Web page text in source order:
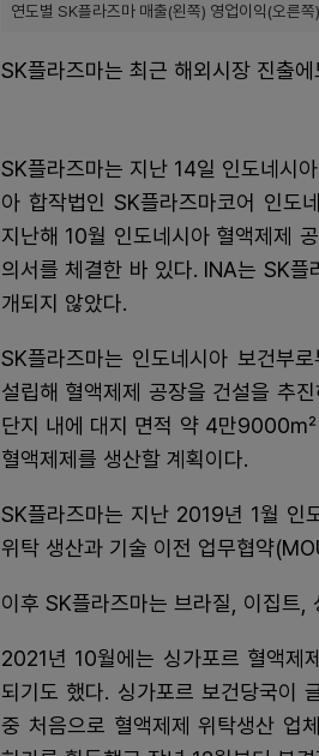
연도별 SK플라즈마 매출(왼쪽) 영업이익(오른
SK플라즈마는 최근 해외시장 진출
SK플라즈마는 지난 14일 인도네
아 합작법인 SK플라즈마코어 인도
지난해 10월 인도네시아 혈액제제
의서를 체결한 바 있다. INA는 SK
개되지 않았다.
SK플라즈마는 인도네시아 보건부
설립해 혈액제제 공장을 건설을 추
단지 내에 대지 면적 약 4만9000㎡
혈액제제를 생산할 계획이다.
SK플라즈마는 지난 2019년 1월 인
위탁 생산과 기술 이전 업무협약
이후 SK플라즈마는 브라질, 이집트,
2021년 10월에는 싱가포르 혈액제
되기도 했다. 싱가포르 보건당국이
중 처음으로 혈액제제 위탁생산 업